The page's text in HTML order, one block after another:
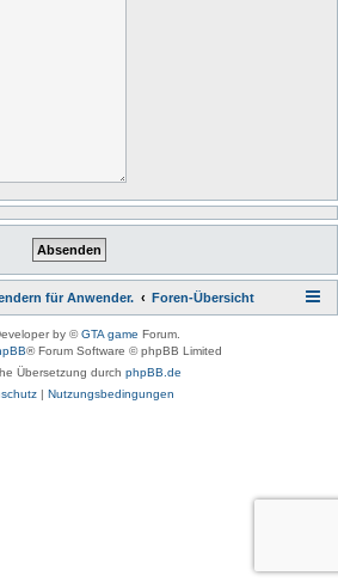
für Anwender. Foren-Übersicht
by ©GTA game Forum.
® Forum Software © phpBB Limited
Übersetzung durch phpBB.de
| Nutzungsbedingungen